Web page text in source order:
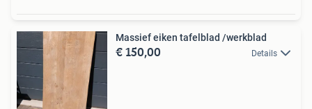
Massief eiken tafelblad /werkblad
€ 150,00 Details